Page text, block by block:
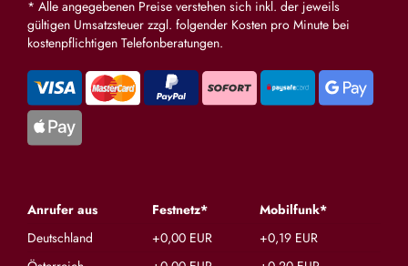
* Alle angegebenen Preise verstehen sich inkl. der jeweils
gültigen Umsatzsteuer zzgl. folgender Kosten pro Minute bei
kostenpflichtigen Telefonberatungen.
Anrufer aus Festnetz*
Mobilfunk*
Deutschland
+0,00 EUR
+0,19 EUR